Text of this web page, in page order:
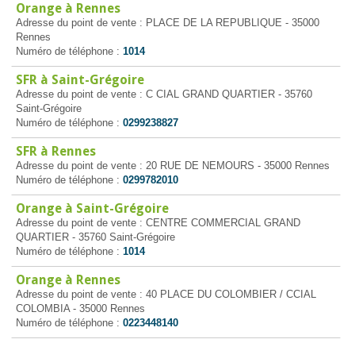
Orange à Rennes
Adresse du point de vente : PLACE DE LA REPUBLIQUE - 35000
Rennes
Numéro de téléphone : 1014
SFR à Saint-Grégoire
Adresse du point de vente : C CIAL GRAND QUARTIER - 35760
Saint-Grégoire
Numéro de téléphone : 0299238827
SFR à Rennes
Adresse du point de vente : 20 RUE DE NEMOURS - 35000 Rennes
Numéro de téléphone : 0299782010
Orange à Saint-Grégoire
Adresse du point de vente : CENTRE COMMERCIAL GRAND
QUARTIER - 35760 Saint-Grégoire
Numéro de téléphone : 1014
Orange à Rennes
Adresse du point de vente : 40 PLACE DU COLOMBIER / CCIAL
COLOMBIA - 35000 Rennes
Numéro de téléphone : 0223448140